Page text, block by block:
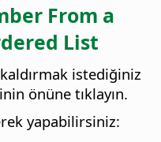
From a
List
istediğiniz
önüne tıklayın.
yapabilirsiniz: